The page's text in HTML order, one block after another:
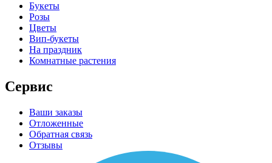
Букеты
Розы
Цветы
Вип-букеты
На праздник
Комнатные растения
Сервис
Ваши заказы
Отложенные
Обратная связь
Отзывы